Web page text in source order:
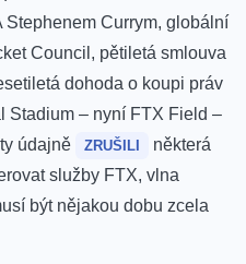
Stephenem Currym, globální
Council, pětiletá smlouva
dohoda o koupi práv
Stadium – nyní FTX Field –
údajně ZRUŠILI
některá
služby FTX, vlna
být nějakou dobu zcela